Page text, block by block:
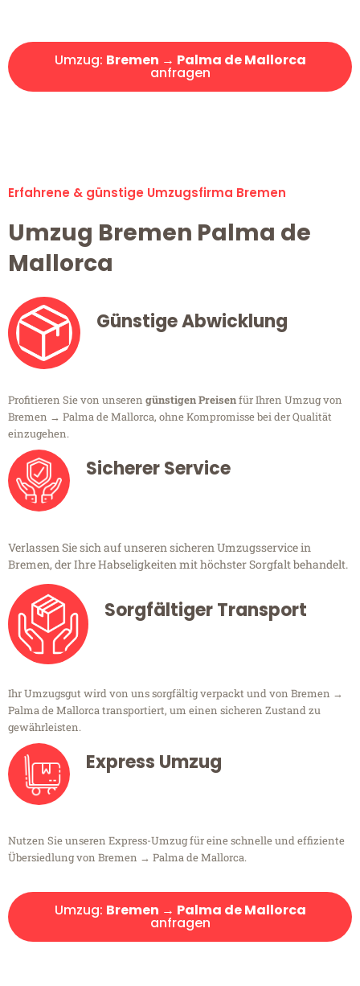
Umzug: Bremen → Palma de Mallorca
anfragen
Erfahrene & günstige Umzugsfirma Bremen
Umzug Bremen Palma de
Mallorca
Günstige Abwicklung
Profitieren Sie von unseren günstigen Preisenfür Ihren Umzug von
Bremen → Palma de Mallorca, ohne Kompromisse bei der Qualität
einzugehen.
Sicherer Service
Verlassen Sie sich auf unseren sicheren Umzugsservice in
Bremen, der Ihre Habseligkeiten mit höchster Sorgfalt behandelt.
Sorgfältiger Transport
Ihr Umzugsgut wird von uns sorgfältig verpackt und von Bremen →
Palma de Mallorca transportiert, um einen sicheren Zustand zu
gewährleisten.
Express Umzug
Nutzen Sie unseren Express-Umzug für eine schnelle und effiziente
Übersiedlung von Bremen → Palma de Mallorca.
Umzug: Bremen → Palma de Mallorca
anfragen